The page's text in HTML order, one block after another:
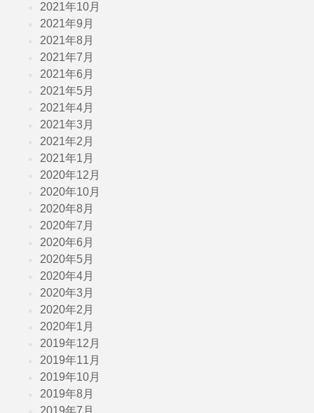
2021年10月
2021年9月
2021年8月
2021年7月
2021年6月
2021年5月
2021年4月
2021年3月
2021年2月
2021年1月
2020年12月
2020年10月
2020年8月
2020年7月
2020年6月
2020年5月
2020年4月
2020年3月
2020年2月
2020年1月
2019年12月
2019年11月
2019年10月
2019年8月
2019年7月